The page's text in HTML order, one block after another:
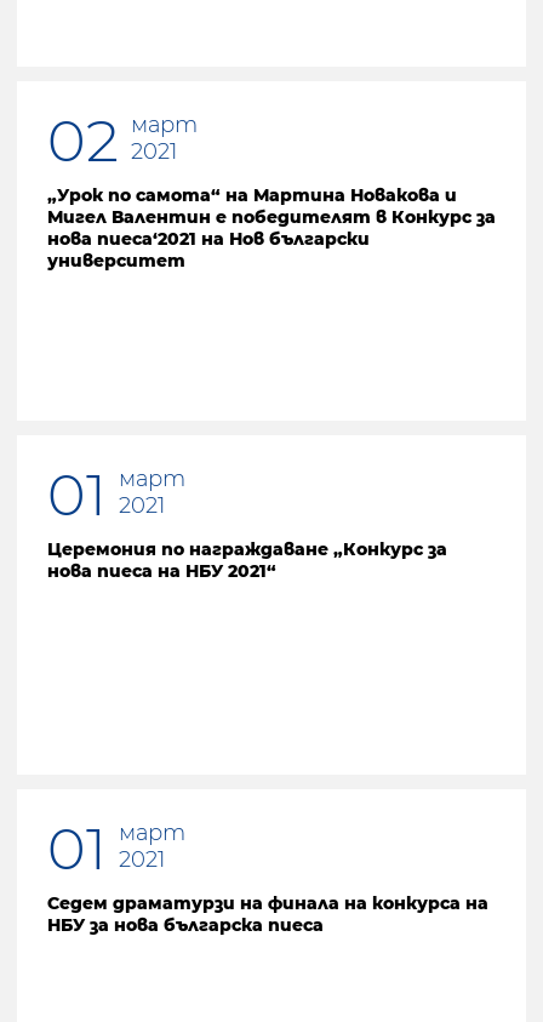
02
март
2021
„Урок по самота“ на Мартина Новакова и
Мигел Валентин е победителят в Конкурс за
нова пиеса‘2021 на Нов български
университет
01
март
2021
Церемония по награждаване „Конкурс за
нова пиеса на НБУ 2021“
01
март
2021
Седем драматурзи на финала на конкурса на
НБУ за нова българска пиеса